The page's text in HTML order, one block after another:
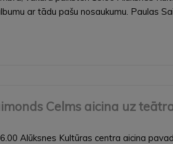
ar tādu pašu nosaukumu. Paulas
Celms aicina uz
Alūksnes Kultūras centra aicina